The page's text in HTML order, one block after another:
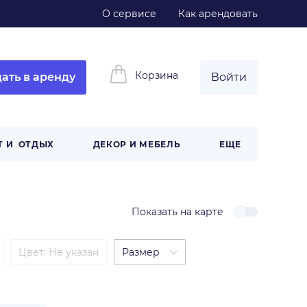
О сервисе Как арендовать
в аренду Корзина Войти
И ОТДЫХ ДЕКОР И МЕБЕЛЬ ЕЩЕ
Показать на карте
Цвет: Не указан Размер